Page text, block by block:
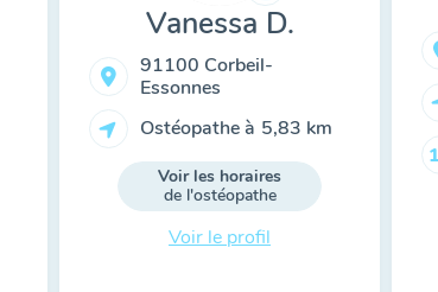
Vanessa D.
91100 Corbeil-
Essonnes
Ostéopathe à 5,83 km
Voir les horaires
de l'ostéopathe
Voir le profil